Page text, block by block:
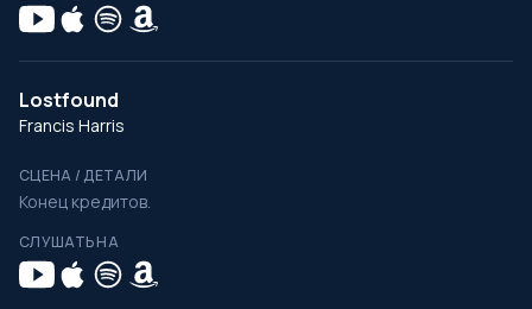
Lostfound
Francis Harris
СЦЕНА / ДЕТАЛИ
Конец кредитов.
СЛУШАТЬ НА